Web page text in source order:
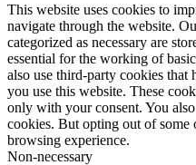
This website uses cookies to
navigate through the website.
categorized as necessary are
essential for the working of
also use third-party cookies that
you use this website. These
only with your consent. You
cookies. But opting out of some
browsing experience.
Non-necessary